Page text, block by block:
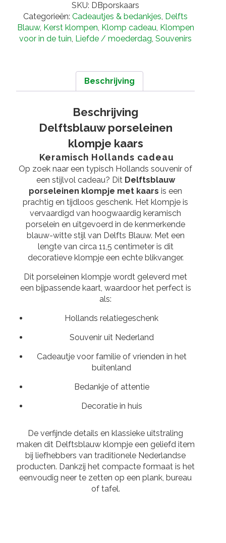
kaars
aantal
SKU: DBporskaars
Categorieën: Cadeautjes & bedankjes, Delfts
Blauw, Kerst klompen, Klomp cadeau, Klompen
voor in de tuin, Liefde / moederdag, Souvenirs
Beschrijving
Beschrijving
Delftsblauw porseleinen
klompje kaars
Keramisch Hollands cadeau
Op zoek naar een typisch Hollands souvenir of
een stijlvol cadeau? Dit Delftsblauw
porseleinen klompje met kaars is een
prachtig en tijdloos geschenk. Het klompje is
vervaardigd van hoogwaardig keramisch
porselein en uitgevoerd in de kenmerkende
blauw-witte stijl van Delfts Blauw. Met een
lengte van circa 11,5 centimeter is dit
decoratieve klompje een echte blikvanger.
Dit porseleinen klompje wordt geleverd met
een bijpassende kaart, waardoor het perfect is
als:
Hollands relatiegeschenk
Souvenir uit Nederland
Cadeautje voor familie of vrienden in het
buitenland
Bedankje of attentie
Decoratie in huis
De verfijnde details en klassieke uitstraling
maken dit Delftsblauw klompje een geliefd item
bij liefhebbers van traditionele Nederlandse
producten. Dankzij het compacte formaat is het
eenvoudig neer te zetten op een plank, bureau
of tafel.